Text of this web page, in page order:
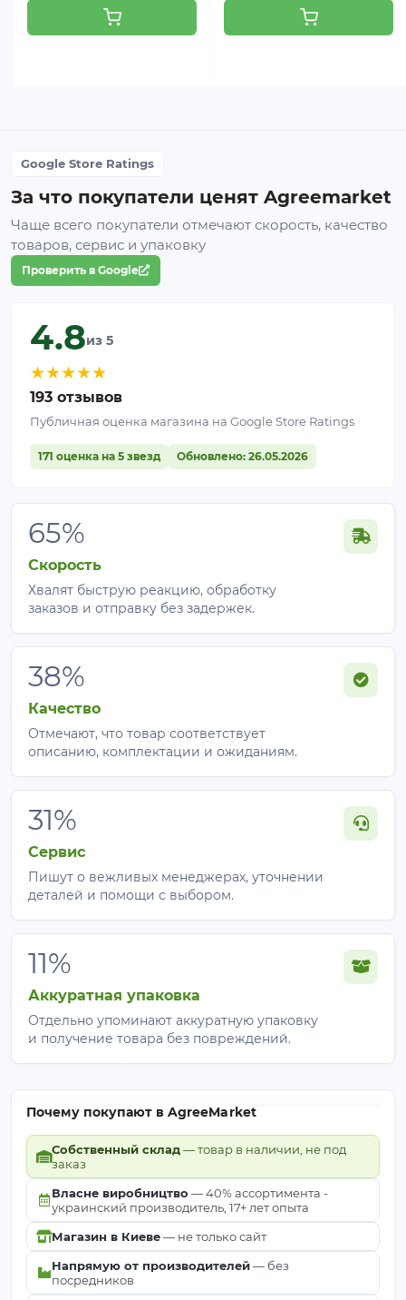
Google Store Ratings
За что покупатели ценят Agreemarket
Чаще всего покупатели отмечают скорость, качество
товаров, сервис и упаковку
Проверить в Google
4.8из 5
★★★★★
193 отзывов
Публичная оценка магазина на Google Store Ratings
171 оценка на 5 звезд Обновлено: 26.05.2026
65%
Скорость
Хвалят быструю реакцию, обработку
заказов и отправку без задержек.
38%
Качество
Отмечают, что товар соответствует
описанию, комплектации и ожиданиям.
31%
Сервис
Пишут о вежливых менеджерах, уточнении
деталей и помощи с выбором.
11%
Аккуратная упаковка
Отдельно упоминают аккуратную упаковку
и получение товара без повреждений.
Почему покупают в AgreeMarket
Собственный склад— товар в наличии, не под
заказ
Власне виробництво — 40% ассортимента -
украинский производитель, 17+ лет опыта
Магазин в Киеве— не только сайт
Напрямую от производителей— без
посредников